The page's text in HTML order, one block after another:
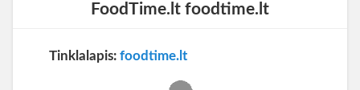
FoodTime.lt foodtime.lt
Tinklalapis: foodtime.lt